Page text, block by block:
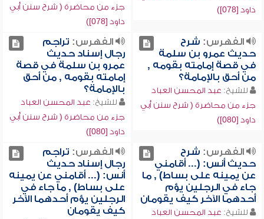
داود [078])
جزء من محاضرة ( شرح سنن أبي
داود [078])
الفهرس: شرح
حديث عمرو بن سلمة
في قصة إمامته بقومه ,
من أحق بالإمامة؟
للشيخ: عبد المحسن العباد
جزء من محاضرة ( شرح سنن أبي
داود [080])
الفهرس: تراجم
رجال إسناد حديث
عمرو بن سلمة في قصة
إمامته بقومه , من أحق
بالإمامة؟
للشيخ: عبد المحسن العباد
جزء من محاضرة ( شرح سنن أبي
داود [080])
الفهرس: شرح
حديث أنس: (... أقامني
عن يمينه على بساط) , ما
جاء في الرجلين يؤم
أحدهما الآخر كيف يقومان
للشيخ: عبد المحسن العباد
الفهرس: تراجم
رجال إسناد حديث
أنس: (... أقامني عن يمينه
على بساط) , ما جاء في
الرجلين يؤم أحدهما الآخر
كيف يقومان